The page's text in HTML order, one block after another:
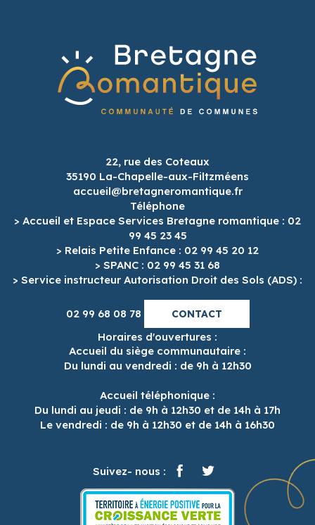
22, rue des Coteaux
35190 La-Chapelle-aux-Filtzméens
accueil@bretagneromantique.fr
Téléphone
> Accueil et Espace Services Bretagne romantique : 02
99 45 23 45
> Relais Petite Enfance : 02 99 45 20 12
> SPANC : 02 99 45 31 68
> Service instructeur Autorisation Droit des Sols (ADS) :
02 99 68 08 78 CONTACT
Horaires d'ouvertures :
Accueil du siège communautaire :
Du lundi au vendredi : de 9h à 12h30
Accueil téléphonique :
Du lundi au jeudi : de 9h à 12h30 et de 14h à 17h
Le vendredi : de 9h à 12h30 et de 14h à 16h30
Suivez- nous :